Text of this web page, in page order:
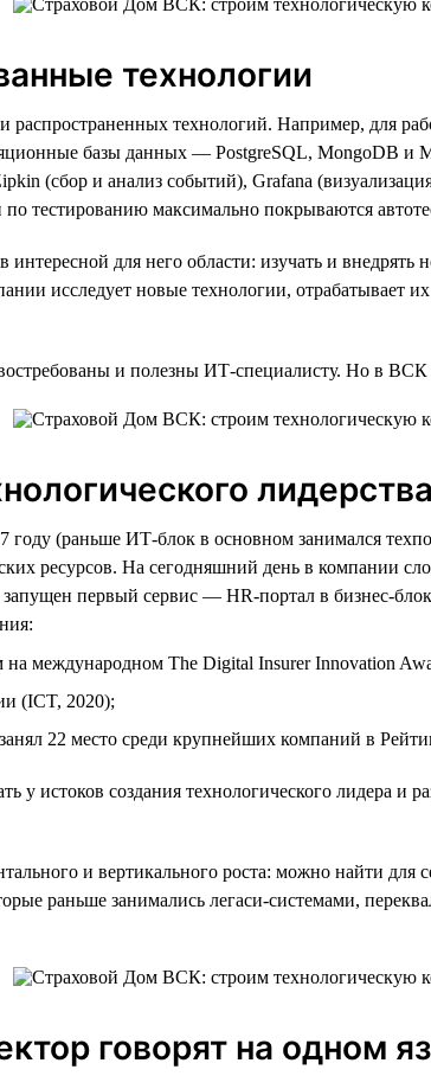
технологии
распространенных технологий. Например, для
базы данных — PostgreSQL, MongoDB и
(сбор и анализ событий), Grafana
тестированию максимально покрываются
для него области: изучать и
исследует новые технологии, отрабатывает
и полезны ИТ-специалисту. Но в
лидерства
(раньше ИТ-блок в основном занимался
ресурсов. На сегодняшний день в компании
первый сервис — HR-портал в бизнес-
международном The Digital Insurer Innovation
(ICT, 2020);
22 место среди крупнейших компаний в
истоков создания технологического лидера и
и вертикального роста: можно найти для
раньше занимались легаси-системами,
говорят на одном